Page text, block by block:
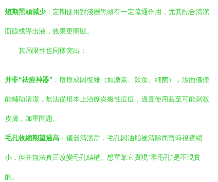
短期黑頭減少：定期使用對淺層黑頭有一定疏通作用，尤其配合清潔
面膜或導出液，效果更明顯。
其局限性也同樣突出：
并非“祛痘神器” ：痘痘成因復雜（如激素、飲食、細菌），潔面儀僅
能輔助清潔，無法從根本上治療炎癥性痘痘，過度使用甚至可能刺激
皮膚，加重問題。
毛孔收縮期望過高 ：儀器清潔后，毛孔因油脂被清除而暫時視覺縮
小，但并無法真正改變毛孔結構。想單靠它實現“零毛孔”是不現實
的。